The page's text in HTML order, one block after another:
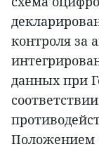
контроля за
данных при
Положением